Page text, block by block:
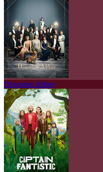
Downton Abbey